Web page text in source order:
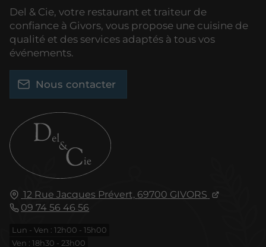
12 Rue Jacques Prévert, 69700 GIVORS
09 74 56 46 56
Lun - Ven : 12h00 - 15h00
Ven : 18h30 - 23h00
Del & Cie, votre restaurant et traiteur de
confiance à Givors, vous propose une cuisine de
qualité et des services adaptés à tous vos
événements.
Nous contacter